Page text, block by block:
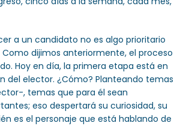
a un candidato no es algo prioritario
dijimos anteriormente, el proceso
Hoy en día, la primera etapa está en
del elector. ¿Cómo? Planteando temas
, temas que para él sean
eso despertará su curiosidad, su
es el personaje que está hablando de